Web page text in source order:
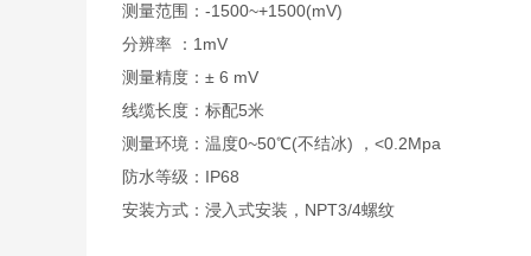
测量范围：-1500~+1500(mV)
分辨率 ：1mV
测量精度：± 6 mV
线缆长度：标配5米
测量环境：温度0~50℃(不结冰) ，<0.2Mpa
防水等级：IP68
安装方式：浸入式安装，NPT3/4螺纹